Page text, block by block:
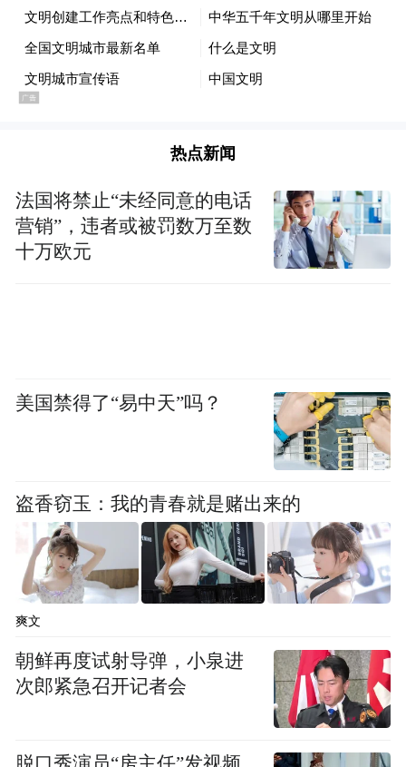
“特别声明：以上作品内容(包括在内的视频、图片或音
频)为凤凰网旗下自媒体平台“大风号”用户上传并发
布，本平台仅提供信息存储空间服务。
Notice: The content above (including the videos,
by the user of Dafeng Hao, which is a social media
space services.”
热点新闻
法国将禁止“未经同意的电话
营销”，违者或被罚数万至数
十万欧元
美国禁得了“易中天”吗？
盗香窃玉：我的青春就是赌出来的
爽文
朝鲜再度试射导弹，小泉进
次郎紧急召开记者会